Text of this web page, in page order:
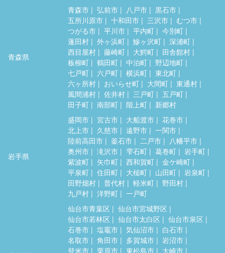
青森県
青森市 弘前市 八戸市
黒石市
五所川原市
十和田市 三沢市
むつ市
つがる市
平川市 平内町
今別町
蓬田村
外ヶ浜町 鰺ヶ沢町
深浦町
西目屋村
藤崎町 大鰐町
田舎館村
板柳町
鶴田町 中泊町
野辺地町
七戸町
六戸町 横浜町
東北町
六ヶ所村
おいらせ町 大間町
東通村
風間浦村
佐井村 三戸町
五戸町
田子町
南部町 階上町 新郷村
岩手県
盛岡市 宮古市 大船渡市
花巻市
北上市
久慈市 遠野市
一関市
陸前高田市
釜石市 二戸市
八幡平市
奥州市
滝沢市 雫石町 葛巻町
岩手町
紫波町
矢巾町 西和賀町
金ケ崎町
平泉町
住田町 大槌町 山田町
岩泉町
田野畑村
普代村 軽米町
野田村
九戸村
洋野町 一戸町
仙台市青葉区
仙台市宮城野区
仙台市若林区
仙台市太白区
仙台市泉区
石巻市
塩竈市 気仙沼市
白石市
名取市
角田市 多賀城市
岩沼市
登米市
栗原市 東松島市
大崎市